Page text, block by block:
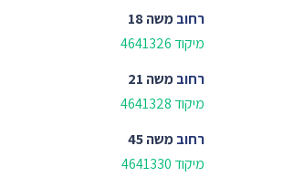
רחובמשה 18
מיקוד 4641326
רחובמשה 21
מיקוד 4641328
רחובמשה 45
מיקוד 4641330